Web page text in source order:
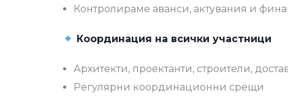
Контролираме аванси, актувания и
Координация на всички участници
Архитекти, проектанти, строители,
Регулярни координационни срещи